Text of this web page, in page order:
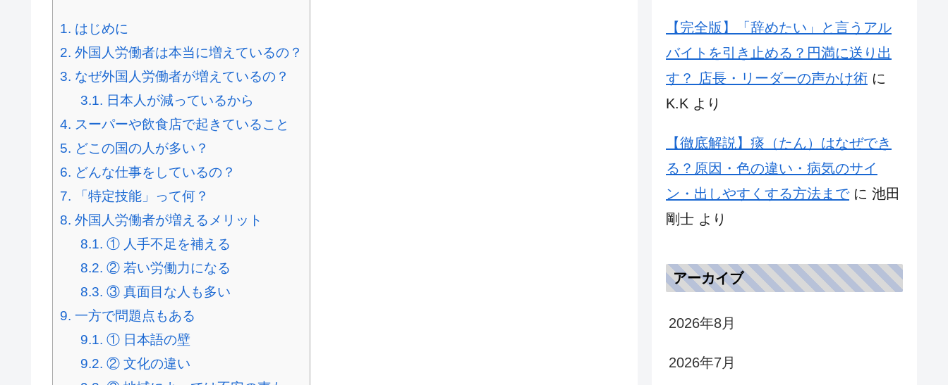
1. はじめに
2. 外国人労働者は本当に増えているの？
3. なぜ外国人労働者が増えているの？
3.1. 日本人が減っているから
4. スーパーや飲食店で起きていること
5. どこの国の人が多い？
6. どんな仕事をしているの？
7. 「特定技能」って何？
8. 外国人労働者が増えるメリット
8.1. ① 人手不足を補える
8.2. ② 若い労働力になる
8.3. ③ 真面目な人も多い
9. 一方で問題点もある
9.1. ① 日本語の壁
9.2. ② 文化の違い
【完全版】「辞めたい」と言うアル
バイトを引き止める？円満に送り出
す？ 店長・リーダーの声かけ術 に
K.K より
【徹底解説】痰（たん）はなぜでき
る？原因・色の違い・病気のサイ
ン・出しやすくする方法までに 池田
剛士 より
アーカイブ
2026年8月
2026年7月